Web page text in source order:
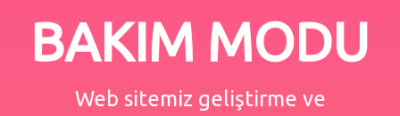
BAKIM MODU
Web sitemiz geliştirme ve